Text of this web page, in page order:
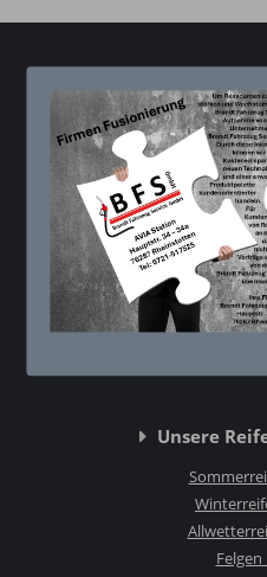
Reifen XXL -
76287
Unsere